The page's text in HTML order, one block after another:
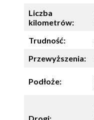
Liczba
kilometrów:
Trudność:
Przewyższenia:
Podłoże: